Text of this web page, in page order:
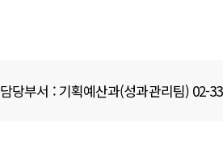
담당부서 : 기획예산과(성과관리팀) 02-